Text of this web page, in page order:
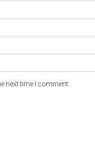
next time I comment.